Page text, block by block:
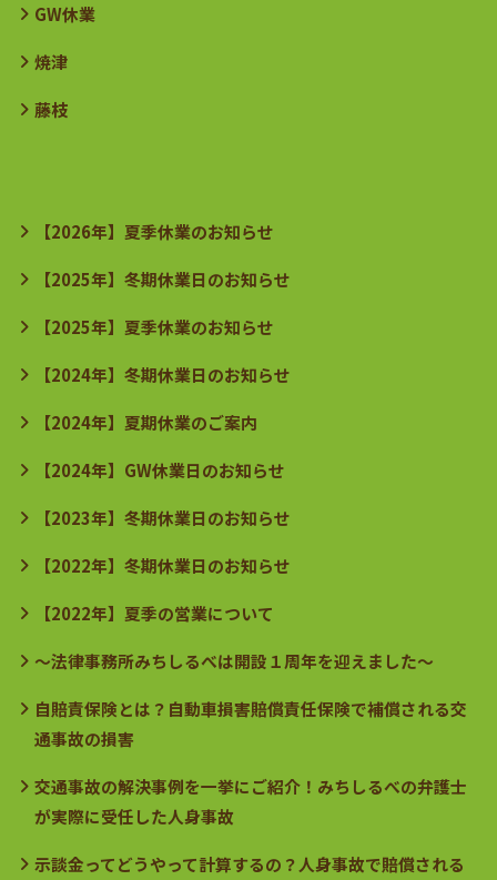
GW休業
焼津
藤枝
【2026年】夏季休業のお知らせ
【2025年】冬期休業日のお知らせ
【2025年】夏季休業のお知らせ
【2024年】冬期休業日のお知らせ
【2024年】夏期休業のご案内
【2024年】GW休業日のお知らせ
【2023年】冬期休業日のお知らせ
【2022年】冬期休業日のお知らせ
【2022年】夏季の営業について
～法律事務所みちしるべは開設１周年を迎えました～
自賠責保険とは？自動車損害賠償責任保険で補償される交
通事故の損害
交通事故の解決事例を一挙にご紹介！みちしるべの弁護士
が実際に受任した人身事故
示談金ってどうやって計算するの？人身事故で賠償される